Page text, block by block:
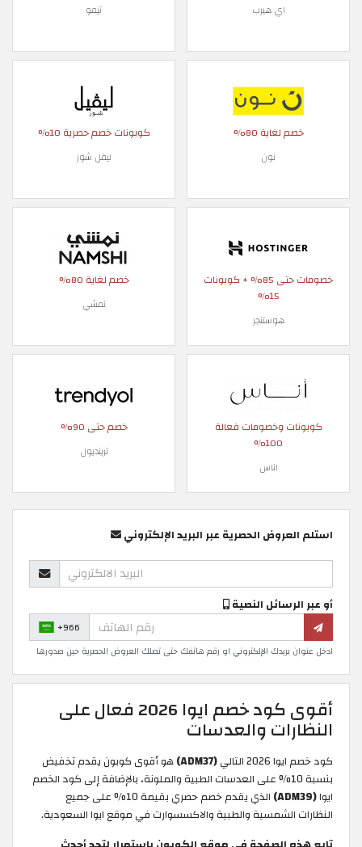
اي هيرب تيمو
خصم لغاية 80%
نون
كوبونات خصم حصرية 10%
ليفل شوز
خصومات حتى 85% + كوبونات
15%
هوستنجر
خصم لغاية 80%
نمشي
كوبونات وخصومات فعالة
100%
اناس
خصم حتى 90%
ترينديول
استلم العروض الحصرية عبر البريد الإلكتروني
أو عبر الرسائل النصية
+966
ادخل عنوان بريدك الإلكتروني او رقم هاتفك حتى تصلك العروض الحصرية حين صدورها
أقوى كود خصم ايوا 2026 فعال على
النظارات والعدسات
كود خصم ايوا 2026 التالي (ADM37)
هو أقوى كوبون يقدم تخفيض
بنسبة 10% على العدسات الطبية والملونة، بالإضافة إلى كود الخصم
ايوا(ADM39)
الذي يقدم خصم حصري بقيمة 10% على جميع
النظارات الشمسية والطبية والاكسسوارت في موقع ايوا السعودية.